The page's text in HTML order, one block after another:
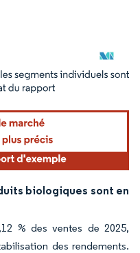
nécessite une attribution sous CC BY
biologiques sont en
% des ventes de 2025,
des rendements.